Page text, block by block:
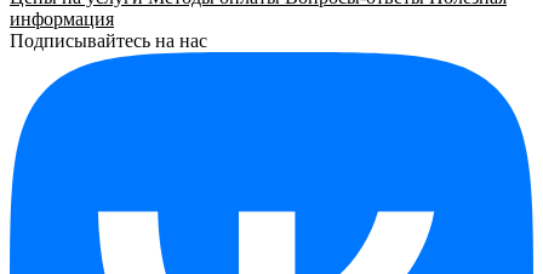
информация
Подписывайтесь на нас